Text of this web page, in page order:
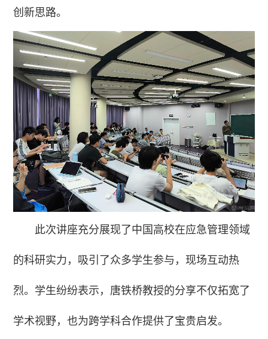
创新思路。
此次讲座充分展现了中国高校在应急管理领域
的科研实力，吸引了众多学生参与，现场互动热
烈。学生纷纷表示，唐铁桥教授的分享不仅拓宽了
学术视野，也为跨学科合作提供了宝贵启发。